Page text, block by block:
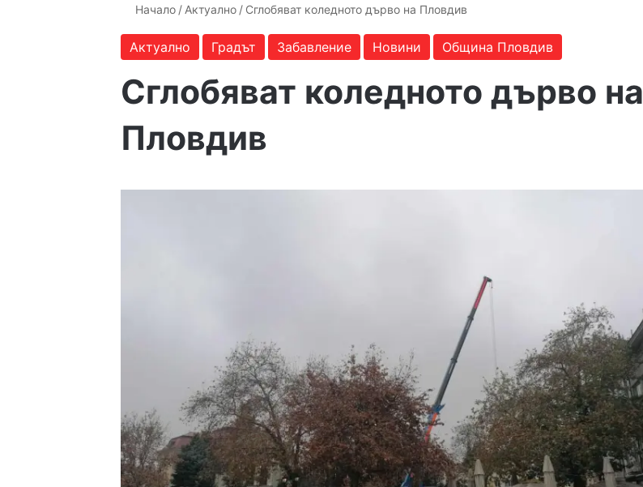
Начало / Актуално / Сглобяват коледното дърво на Пловдив
Актуално Градът Забавление Новини Община Пловдив
Сглобяват коледното дърво на
Пловдив